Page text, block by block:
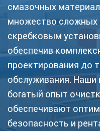
смазочных
множество сложных
скребковым
обеспечив
проектирования до
обслуживания. Наши
богатый опыт
обеспечивают
безопасность и